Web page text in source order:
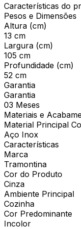
Características do
Pesos e Dimensões
Altura (cm)
13 cm
Largura (cm)
105 cm
Profundidade (cm)
52 cm
Garantia
Garantia
03 Meses
Materiais e
Material Principal
Aço Inox
Características
Marca
Tramontina
Cor do Produto
Cinza
Ambiente Principal
Cozinha
Cor Predominante
Incolor